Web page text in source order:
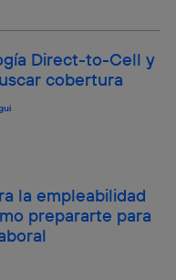
Direct-to-Cell y
cobertura
la empleabilidad
prepararte para